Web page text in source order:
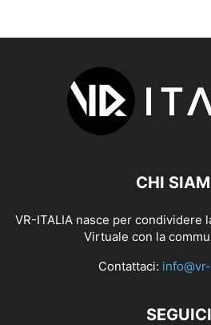
CHI
VR-ITALIA nasce per condividere
Virtuale con la
Contattaci:
SEGUICI